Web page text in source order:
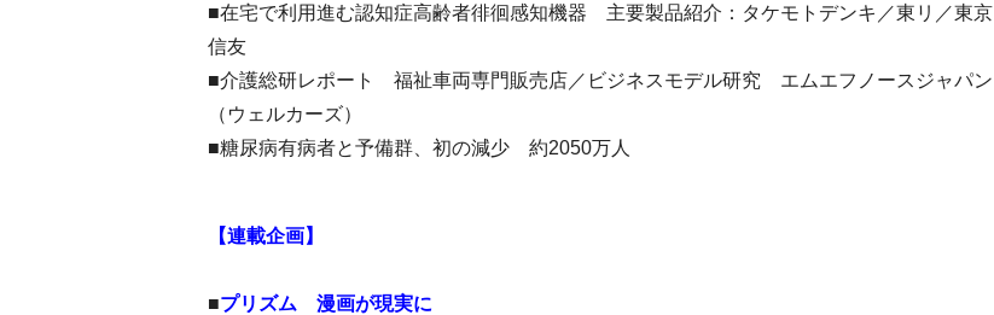
■在宅で利用進む認知症高齢者徘徊感知機器 主要製品紹介：タケモトデンキ／東リ／東京
信友
■介護総研レポート 福祉車両専門販売店／ビジネスモデル研究 エムエフノースジャパン
（ウェルカーズ）
■糖尿病有病者と予備群、初の減少 約2050万人
【連載企画】
■プリズム 漫画が現実に